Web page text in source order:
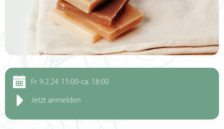
Fr 9.2.24 15:00-ca. 18:00
Jetzt anmelden